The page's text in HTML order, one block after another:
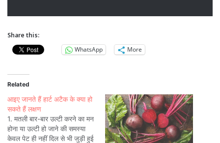
Share this:
WhatsApp
More
Related
आइए जानते हैं हार्ट अटैक के क्या हो
सकते हैं लक्षण
1. मतली बार-बार उल्टी करने का मन
होना या उल्टी हो जाने की समस्या
केवल पेट ही नहीं दिल से भी जुड़ी हुई